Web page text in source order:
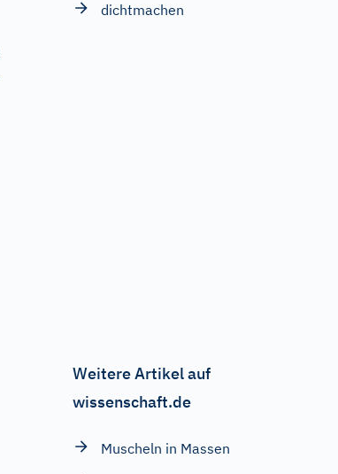
dichtmachen
Weitere Artikel auf
wissenschaft.de
Muscheln in Massen